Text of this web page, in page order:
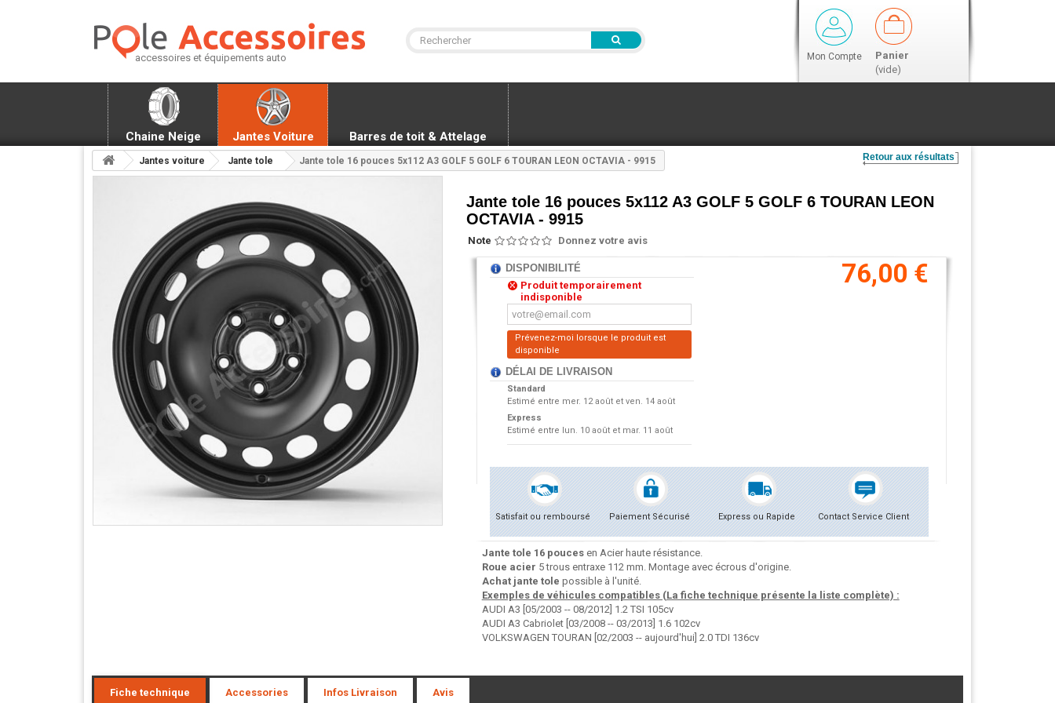
accessoires et équipements auto Mon Compte
Panier
(vide)
Chaine Neige Jantes Voiture Barres de toit & Attelage
Jantes voiture Jante tole Jante tole 16 pouces 5x112 A3 GOLF 5 GOLF 6 TOURAN LEON OCTAVIA - 9915 Retour aux résultats
Jante tole 16 pouces 5x112 A3 GOLF 5 GOLF 6 TOURAN LEON
OCTAVIA - 9915
Note Donnez votre avis
DISPONIBILITÉ
Produit temporairement
indisponible
Prévenez-moi lorsque le produit est
disponible
DÉLAI DE LIVRAISON
Standard
Estimé entre mer. 12 août et ven. 14 août
Express
Estimé entre lun. 10 août et mar. 11 août
76,00 €
Satisfait ou remboursé Paiement Sécurisé Express ou Rapide Contact Service Client
Jante tole 16 poucesen Acier haute résistance.
Roue acier 5 trous entraxe 112 mm. Montage avec écrous d'origine.
Achat jante tole possible à l'unité.
Exemples de véhicules compatibles (La fiche technique présente la liste complète) :
AUDI A3 [05/2003 -- 08/2012] 1.2 TSI 105cv
AUDI A3 Cabriolet [03/2008 -- 03/2013] 1.6 102cv
VOLKSWAGEN TOURAN [02/2003 -- aujourd'hui] 2.0 TDI 136cv
Fiche technique Accessories Infos Livraison Avis